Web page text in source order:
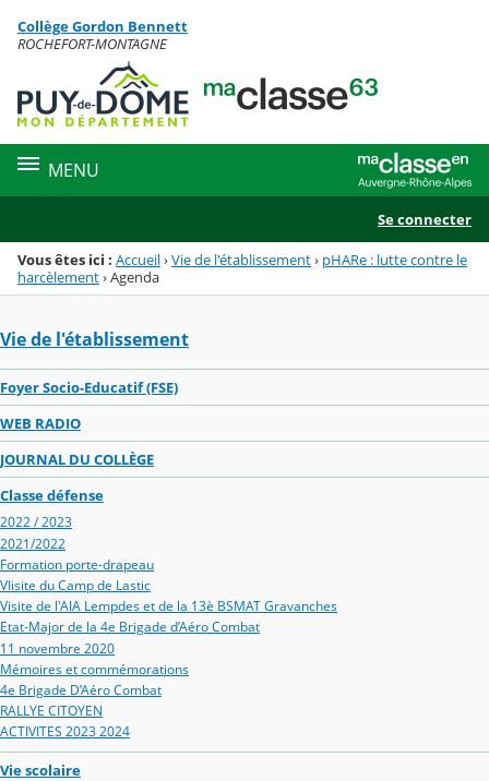
Menu de la rubrique
Contenu
Collège Gordon Bennett
ROCHEFORT-MONTAGNE
MENU
Se connecter
Vous êtes ici : Accueil›Vie de l'établissement› pHARe : lutte contre le
harcèlement›Agenda
Vie de l'établissement
Foyer Socio-Educatif (FSE)
WEB RADIO
JOURNAL DU COLLÈGE
Classe défense
2022 / 2023
2021/2022
Formation porte-drapeau
VIisite du Camp de Lastic
Visite de l'AIA Lempdes et de la 13è BSMAT Gravanches
Etat-Major de la 4e Brigade d’Aéro Combat
11 novembre 2020
Mémoires et commémorations
4e Brigade D’Aéro Combat
RALLYE CITOYEN
ACTIVITES 2023 2024
Vie scolaire